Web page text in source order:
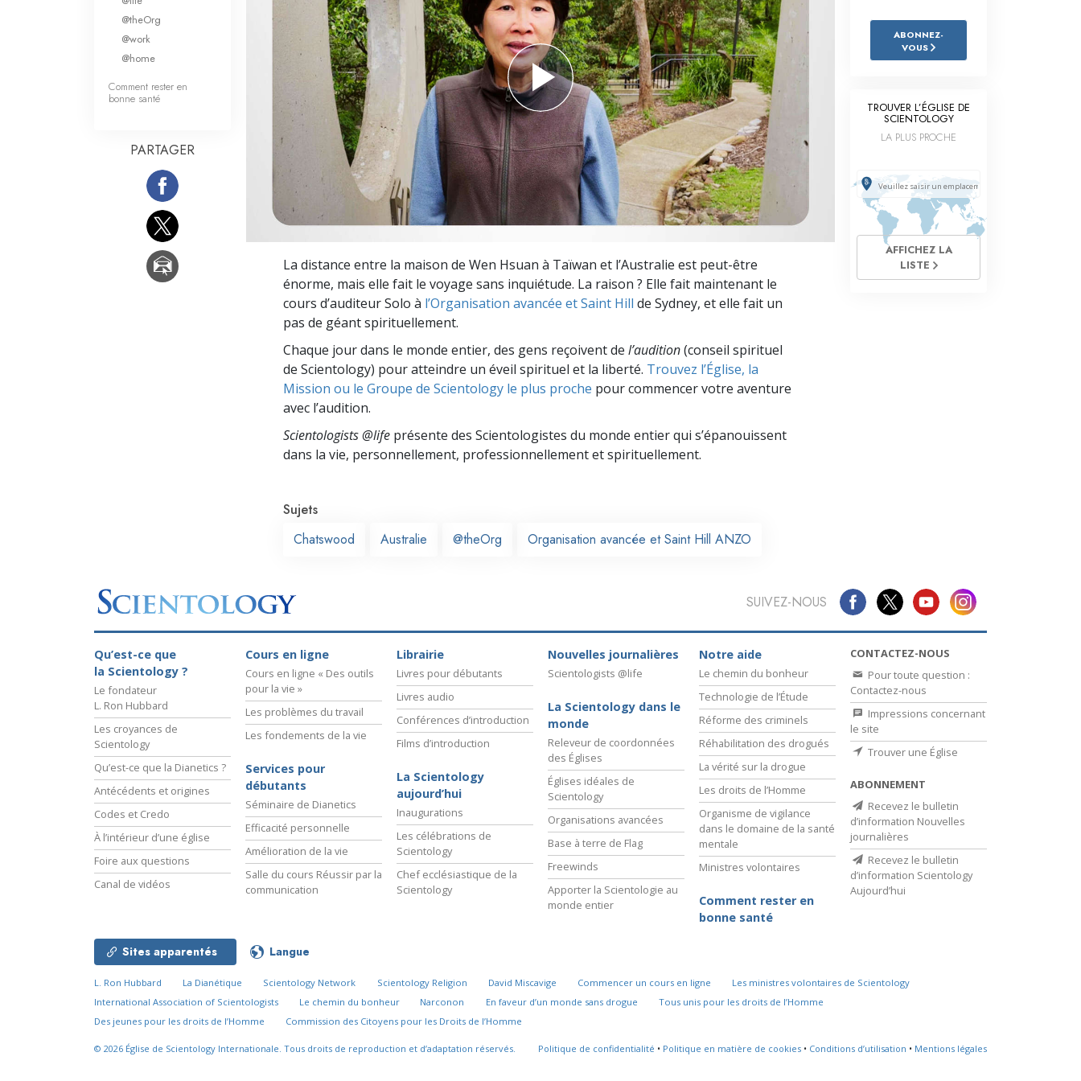
Qu’est-ce que la grandeur ? L’échelle des tons émotionnels
Réponses aux drogues
Des outils pour le monde du travail
L’éthique et les conditions
Les investigations
Les fondements de l’organisation
Les fondements des relations publiques
La distance entre la maison de Wen Hsuan à Taïwan et l’Australie est peut-être
énorme, mais elle fait le voyage sans inquiétude. La raison ? Elle fait maintenant le
cours d’auditeur Solo à l’Organisation avancée et Saint Hill de Sydney, et elle fait un
pas de géant spirituellement.
Chaque jour dans le monde entier, des gens reçoivent de l’audition(conseil spirituel
de Scientology) pour atteindre un éveil spirituel et la liberté. Trouvez l’Église, la
Mission ou le Groupe de Scientology le plus proche pour commencer votre aventure
avec l’audition.
Scientologists @life présente des Scientologistes du monde entier qui s’épanouissent
dans la vie, personnellement, professionnellement et spirituellement.
Sujets
Chatswood
Australie @theOrg Organisation avancée et Saint Hill ANZO
@theOrg
@work
@home
Comment rester en
bonne santé
PARTAGER
ABONNEZ-
VOUS
TROUVER L’ÉGLISE DE
SCIENTOLOGY
LA PLUS PROCHE
AFFICHEZ LA
LISTE
SUIVEZ-NOUS
Qu’est-ce que
la Scientology ?
Le fondateur
L. Ron Hubbard
Les croyances de
Scientology
Qu’est-ce que la Dianetics ?
Antécédents et origines
Codes et Credo
À l’intérieur d’une église
Foire aux questions
Canal de vidéos
Cours en ligne
Cours en ligne « Des outils
pour la vie »
Les problèmes du travail
Les fondements de la vie
Services pour
débutants
Séminaire de Dianetics
Efficacité personnelle
Amélioration de la vie
Salle du cours Réussir par la
communication
Librairie
Livres pour débutants
Livres audio
Conférences d’introduction
Films d’introduction
La Scientology
aujourd’hui
Inaugurations
Les célébrations de
Scientology
Chef ecclésiastique de la
Scientology
Nouvelles journalières
Scientologists @life
La Scientology dans le
monde
Releveur de coordonnées
des Églises
Églises idéales de
Scientology
Organisations avancées
Base à terre de Flag
Freewinds
Apporter la Scientologie au
monde entier
Notre aide
Le chemin du bonheur
Technologie de l’Étude
Réforme des criminels
Réhabilitation des drogués
La vérité sur la drogue
Les droits de l’Homme
Organisme de vigilance
dans le domaine de la santé
mentale
Ministres volontaires
Comment rester en
bonne santé
CONTACTEZ-NOUS
Pour toute question :
Contactez-nous
Impressions concernant
le site
Trouver une Église
ABONNEMENT
Recevez le bulletin
d’information Nouvelles
journalières
Recevez le bulletin
d’information Scientology
Aujourd’hui
Sites apparentés Langue
L. Ron Hubbard La Dianétique Scientology Network Scientology Religion David Miscavige Commencer un cours en ligne
Les ministres volontaires de Scientology
International Association of Scientologists
Le chemin du bonheur Narconon En faveur d’un monde sans drogue
Tous unis pour les droits de l’Homme
Des jeunes pour les droits de l’Homme
Commission des Citoyens pour les Droits de l’Homme
© 2026 Église de Scientology Internationale. Tous droits de reproduction et d’adaptation réservés. Politique de confidentialité • Politique en matière de cookies • Conditions d’utilisation • Mentions légales